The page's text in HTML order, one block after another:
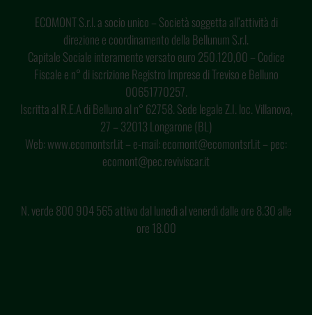
ECOMONT S.r.l. a socio unico – Società soggetta all’attività di
direzione e coordinamento della Bellunum S.r.l.
Capitale Sociale interamente versato euro 250.120,00 – Codice
Fiscale e n° di iscrizione Registro Imprese di Treviso e Belluno
00651770257.
Iscritta al R.E.A di Belluno al n° 62758. Sede legale Z.I. loc. Villanova,
27 – 32013 Longarone (BL)
Web: www.ecomontsrl.it – e-mail: ecomont@ecomontsrl.it – pec:
ecomont@pec.reviviscar.it
N. verde 800 904 565 attivo dal lunedì al venerdì dalle ore 8.30 alle
ore 18.00